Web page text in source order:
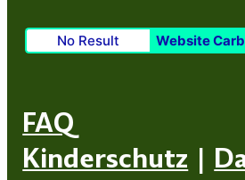
No Result Website
FAQ
Kinderschutz |